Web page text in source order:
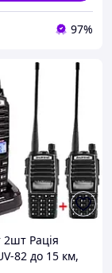
97%
Рація
82 до 15 км,